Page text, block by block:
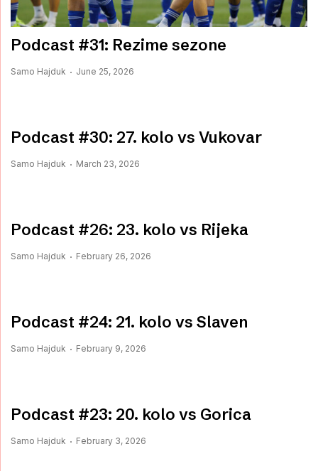
Podcast #31: Rezime sezone
Samo Hajduk June 25, 2026
Podcast #30: 27. kolo vs Vukovar
Samo Hajduk March 23, 2026
Podcast #26: 23. kolo vs Rijeka
Samo Hajduk February 26, 2026
Podcast #24: 21. kolo vs Slaven
Samo Hajduk February 9, 2026
Podcast #23: 20. kolo vs Gorica
Samo Hajduk February 3, 2026